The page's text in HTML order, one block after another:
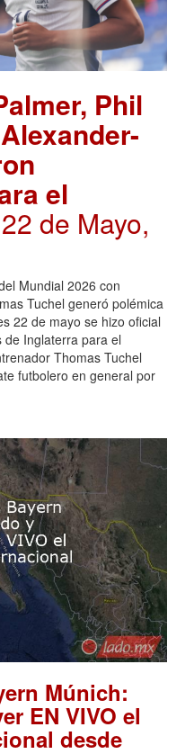
Phil
el
de Mayo,
Mundial 2026 con
Tuchel generó polémica
22 de mayo se hizo oficial
de Inglaterra para el
Thomas Tuchel
futbolero en general por
Múnich:
EN VIVO el
desde